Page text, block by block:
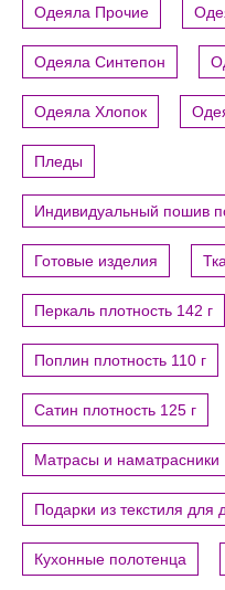
Одеяла Прочие
Одеяла Синтепон
Одеяла Хлопок
Пледы
Индивидуальный пошив
Готовые изделия
Перкаль плотность 142 г
Поплин плотность 110 г
Сатин плотность 125 г
Матрасы и наматрасники
Подарки из текстиля для
Кухонные полотенца